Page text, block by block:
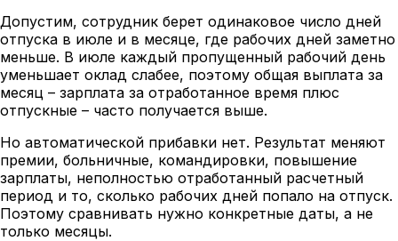
Допустим, сотрудник берет одинаковое число дней
отпуска в июле и в месяце, где рабочих дней заметно
меньше. В июле каждый пропущенный рабочий день
уменьшает оклад слабее, поэтому общая выплата за
месяц – зарплата за отработанное время плюс
отпускные – часто получается выше.
Но автоматической прибавки нет. Результат меняют
премии, больничные, командировки, повышение
зарплаты, неполностью отработанный расчетный
период и то, сколько рабочих дней попало на отпуск.
Поэтому сравнивать нужно конкретные даты, а не
только месяцы.